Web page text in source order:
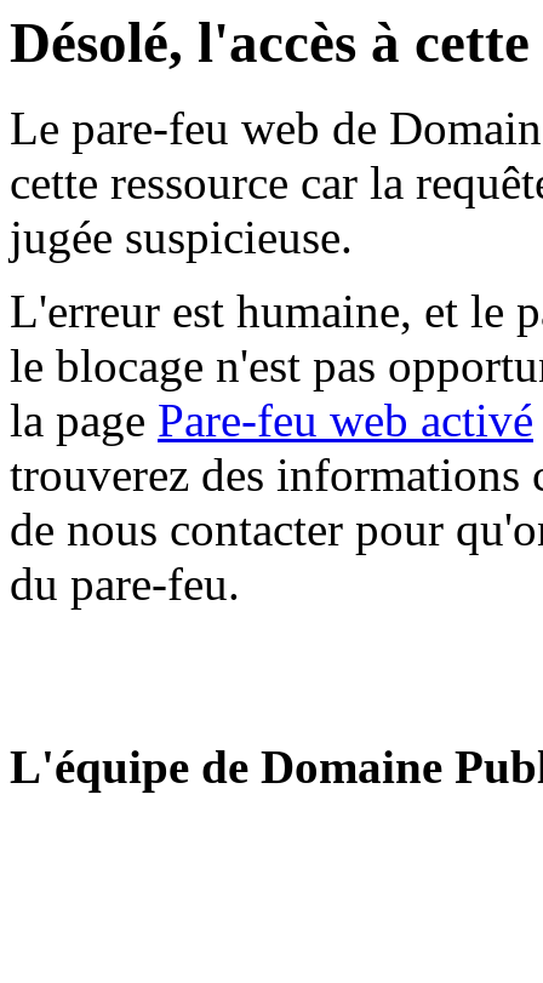
Désolé, l'accès à
Le pare-feu web de
cette ressource car la
jugée suspicieuse.
L'erreur est humaine, et le
le blocage n'est pas
la page Pare-feu web activé
trouverez des informations
de nous contacter pour
du pare-feu.
L'équipe de Domaine